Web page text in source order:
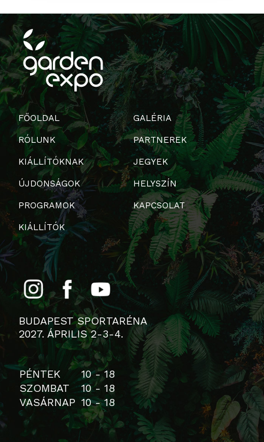
FŐOLDAL
RÓLUNK
KIÁLLÍTÓKNAK
ÚJDONSÁGOK
PROGRAMOK
KIÁLLÍTÓK
GALÉRIA
PARTNEREK
JEGYEK
HELYSZÍN
KAPCSOLAT
BUDAPEST SPORTARÉNA
2027. ÁPRILIS 2-3-4.
PÉNTEK
10 - 18
SZOMBAT
10 - 18
VASÁRNAP 10 - 18